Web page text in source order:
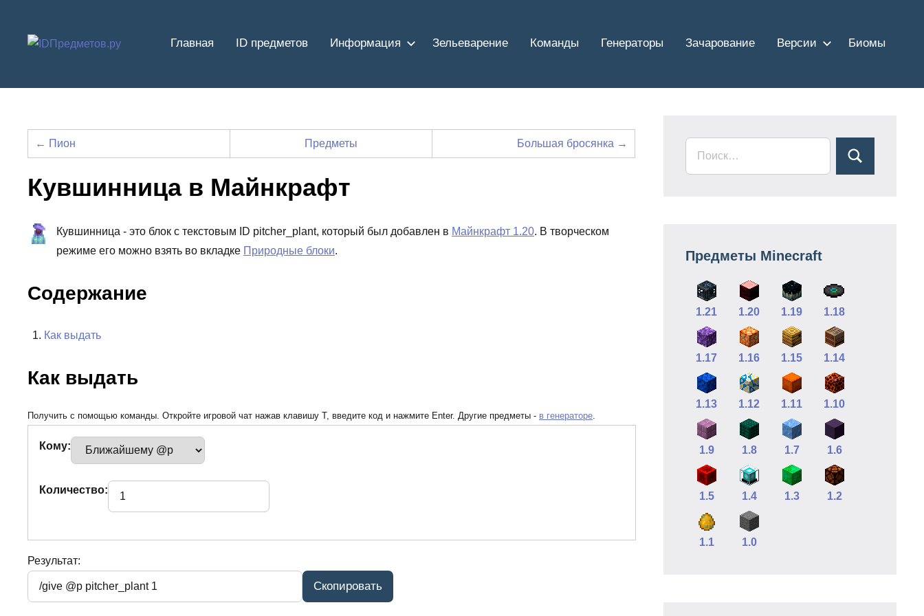
содержимому
Главная ID предметов Информация Зельеварение Команды Генераторы Зачарование Версии Биомы
← Пион Предметы Большая бросянка →
Кувшинница в Майнкрафт
Кувшинница - это блок с текстовым ID pitcher_plant, который был добавлен в Майнкрафт 1.20. В творческом
режиме его можно взять во вкладке Природные блоки.
Содержание
Как выдать
Как выдать
Получить с помощью команды. Откройте игровой чат нажав клавишу T, введите код и нажмите Enter. Другие предметы - в генераторе
Кому:
Количество:
Результат:
Предметы Minecraft
1.21 1.20 1.19 1.18
1.17 1.16 1.15 1.14
1.13 1.12 1.11 1.10
1.9 1.8 1.7 1.6
1.5 1.4 1.3 1.2
1.1 1.0